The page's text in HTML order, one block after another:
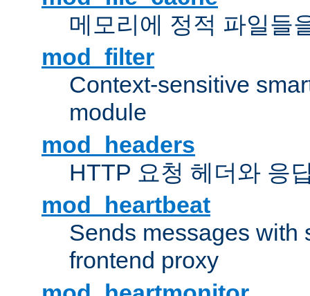
메모리에 정적 파일들
mod_filter
Context-sensitive
module
mod_headers
HTTP 요청 헤더와 응
mod_heartbeat
Sends messages with
frontend proxy